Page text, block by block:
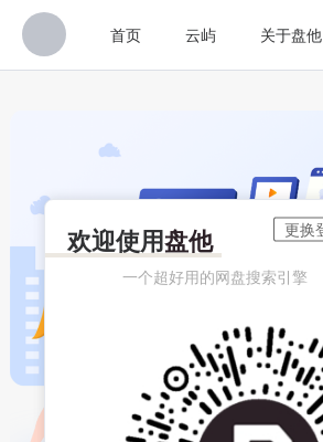
首页 云屿 关于盘他
欢迎使用盘他
一个超好用的网盘搜索引擎